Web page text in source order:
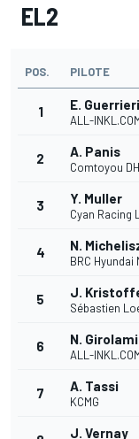
EL2
POS. PILOTE
1 E. Guerrieri
ALL-
2 A. Panis
Comtoyou
3 Y. Muller
Cyan Racing
4 N.
BRC
5 J.
Sébastien
6 N. Girolami
ALL-
7 A. Tassi
KCMG
J. Vernay